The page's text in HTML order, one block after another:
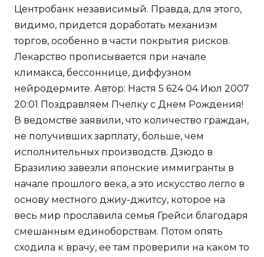
Центробанк независимый. Правда, для этого,
видимо, придется доработать механизм
торгов, особенно в части покрытия рисков.
Лекарство прописывается при начале
климакса, бессоннице, диффузном
нейродермите. Автор: Настя 5 624 04 Июл 2007
20:01 Поздравляем Пчелку с Днем Рождения!
В ведомстве заявили, что количество граждан,
не получивших зарплату, больше, чем
исполнительных производств. Дзюдо в
Бразилию завезли японские иммигранты в
начале прошлого века, а это искусство легло в
основу местного джиу-джитсу, которое на
весь мир прославила семья Грейси благодаря
смешанным единоборствам. Потом опять
сходила к врачу, ее там проверили на каком то